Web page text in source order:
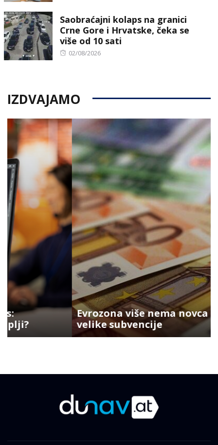
Saobraćajni kolaps na granici
Crne Gore i Hrvatske, čeka se
više od 10 sati
Posted
02/08/2026
IZDVAJAMO
Evrozona više nema novca za
velike subvencije